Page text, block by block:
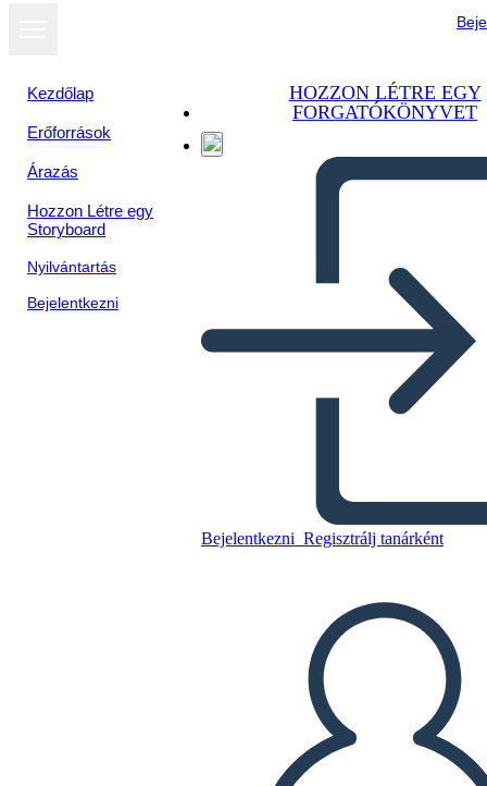
Kezdőlap
Erőforrások
Árazás
Hozzon Létre egy
Storyboard
Nyilvántartás
Bejelentkezni
HOZZON LÉTRE EGY
FORGATÓKÖNYVET
Bejelentkezni Regisztrálj tanárként
13 Lunas en la Espalda de las
Tortugas por Joseph Bruchac
Másolja ezt a forgatókönyvet
KÉSZÍTSEN EGY STORYBOARDOT
DIAVETÍTÉS LEJÁTSZÁSA
OLVASS NEKEM